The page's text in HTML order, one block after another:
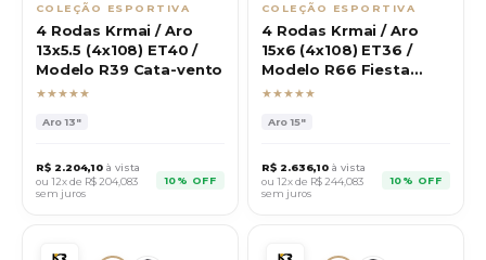
COLEÇÃO ESPORTIVA
4 Rodas Krmai / Aro
13x5.5 (4x108) ET40 /
Modelo R39 Cata-vento
★★★★★
Aro13"
R$ 2.204,10 à vista
ou 12x de R$ 204,083
sem juros
10% OFF
COLEÇÃO ESPORTIVA
4 Rodas Krmai / Aro
15x6 (4x108) ET36 /
Modelo R66 Fiesta
Sport
★★★★★
Aro15"
R$ 2.636,10 à vista
ou 12x de R$ 244,083
sem juros
10% OFF